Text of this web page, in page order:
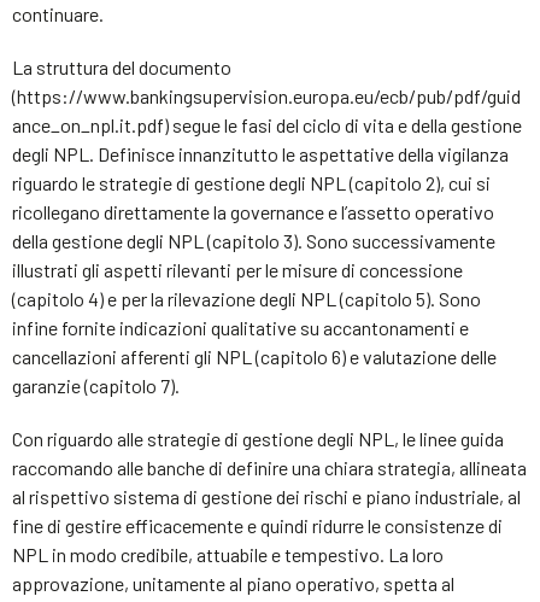
continuare.
La struttura del documento
(https://www.bankingsupervision.europa.eu/ecb/pub/pdf/guid
ance_on_npl.it.pdf) segue le fasi del ciclo di vita e della gestione
degli NPL. Definisce innanzitutto le aspettative della vigilanza
riguardo le strategie di gestione degli NPL (capitolo 2), cui si
ricollegano direttamente la governance e l’assetto operativo
della gestione degli NPL (capitolo 3). Sono successivamente
illustrati gli aspetti rilevanti per le misure di concessione
(capitolo 4) e per la rilevazione degli NPL (capitolo 5). Sono
infine fornite indicazioni qualitative su accantonamenti e
cancellazioni afferenti gli NPL (capitolo 6) e valutazione delle
garanzie (capitolo 7).
Con riguardo alle strategie di gestione degli NPL, le linee guida
raccomando alle banche di definire una chiara strategia, allineata
al rispettivo sistema di gestione dei rischi e piano industriale, al
fine di gestire efficacemente e quindi ridurre le consistenze di
NPL in modo credibile, attuabile e tempestivo. La loro
approvazione, unitamente al piano operativo, spetta al